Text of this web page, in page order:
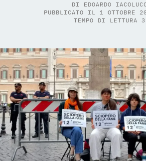
DI EDOARDO
PUBBLICATO IL 1 OTTOBRE
TEMPO DI LETTURA